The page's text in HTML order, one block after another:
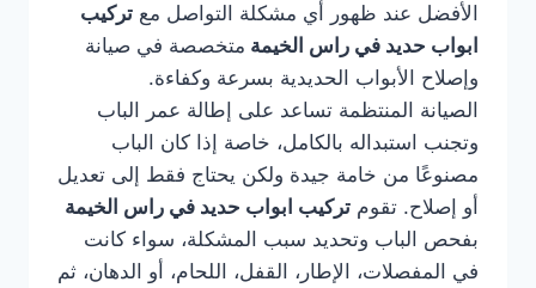
الأفضل عند ظهور أي مشكلة التواصل مع تركيب
ابواب حديد في راس الخيمة متخصصة في صيانة
وإصلاح الأبواب الحديدية بسرعة وكفاءة.
الصيانة المنتظمة تساعد على إطالة عمر الباب
وتجنب استبداله بالكامل، خاصة إذا كان الباب
مصنوعًا من خامة جيدة ولكن يحتاج فقط إلى تعديل
أو إصلاح. تقوم تركيب ابواب حديد في راس الخيمة
بفحص الباب وتحديد سبب المشكلة، سواء كانت
في المفصلات، الإطار، القفل، اللحام، أو الدهان، ثم